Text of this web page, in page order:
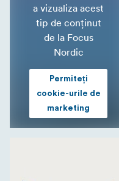
a vizualiza acest
tip de conținut
de la Focus
Nordic
Permiteți
cookie-urile de
marketing